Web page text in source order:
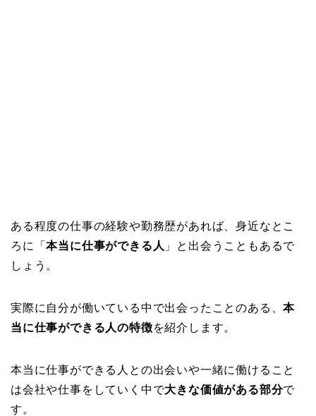
ある程度の仕事の経験や勤務歴があれば、身近なとこ
ろに「本当に仕事ができる人 」と出会うこともあるで
しょう。
実際に自分が働いている中で出会ったことのある、本
当に仕事ができる人の特徴を紹介します。
本当に仕事ができる人との出会いや一緒に働けること
は会社や仕事をしていく中で大きな価値がある部分で
す。